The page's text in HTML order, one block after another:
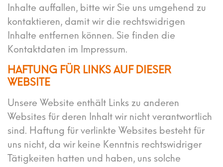
Inhalte auffallen, bitte wir Sie uns umgehend zu
kontaktieren, damit wir die rechtswidrigen
Inhalte entfernen können. Sie finden die
Kontaktdaten im Impressum.
HAFTUNG FÜR LINKS AUF DIESER
WEBSITE
Unsere Website enthält Links zu anderen
Websites für deren Inhalt wir nicht verantwortlich
sind. Haftung für verlinkte Websites besteht für
uns nicht, da wir keine Kenntnis rechtswidriger
Tätigkeiten hatten und haben, uns solche